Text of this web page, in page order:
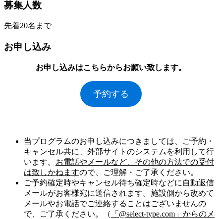
募集人数
先着20名まで
お申し込み
お申し込みはこちらからお願い致します。
予約する
当プログラムのお申し込みにつきましては、ご予約・
キャンセル共に、外部サイトのシステムを利用して行
います。 お電話やメールなど、その他の方法での受付
は致しかねますので、ご理解・ご了承ください。
ご予約確定時やキャンセル待ち確定時などに自動返信
メールがお客様宛に送信されます。施設側から改めて
メールやお電話でご連絡することはございませんの
で、ご了承ください。（
「@select-type.com」からのメ